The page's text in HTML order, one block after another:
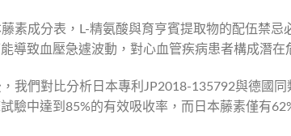
素成分表，L-精氨酸與育亨賓提取物的配伍禁
導致血壓急遽波動，對心血管疾病患者構成潛在
我們對比分析日本專利JP2018-135792與德國
驗中達到85%的有效吸收率，而日本藤素僅有